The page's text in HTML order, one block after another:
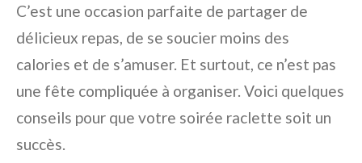
C’est une occasion parfaite de partager de
délicieux repas, de se soucier moins des
calories et de s’amuser. Et surtout, ce n’est pas
une fête compliquée à organiser. Voici quelques
conseils pour que votre soirée raclette soit un
succès.